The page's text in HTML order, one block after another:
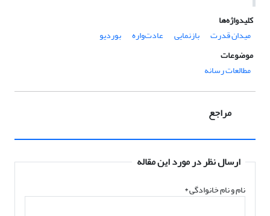
کلیدواژه‌ها
میدان قدرت
بازنمایی عادت‌واره
بوردیو
موضوعات
مطالعات رسانه
مراجع
ارسال نظر در مورد این مقاله
نام و نام خانوادگی*